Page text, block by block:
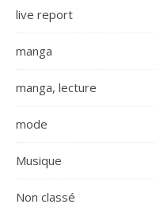
live report
manga
manga, lecture
mode
Musique
Non classé